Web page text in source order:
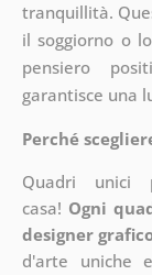
tranquillità.
il soggiorno o
pensiero
garantisce una
Perché
Quadri unici
casa! Ogni
designer
d'arte uniche